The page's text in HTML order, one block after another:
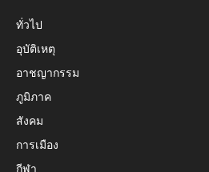
ทั่วไป
อุบัติเหตุ
อาชญากรรม
ภูมิภาค
สังคม
การเมือง
กีฬา